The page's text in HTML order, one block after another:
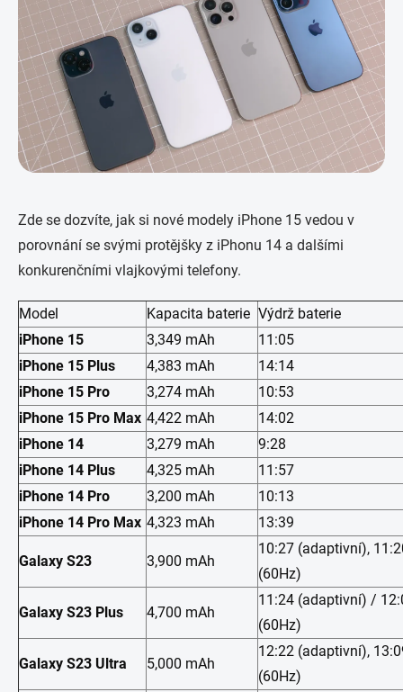
Zde se dozvíte, jak si nové modely iPhone 15 vedou v
porovnání se svými protějšky z iPhonu 14 a dalšími
konkurenčními vlajkovými telefony.
Model Kapacita baterie Výdrž baterie
iPhone 15
3,349 mAh
11:05
iPhone 15 Plus
4,383 mAh
14:14
iPhone 15 Pro
3,274 mAh
10:53
iPhone 15 Pro Max 4,422 mAh
14:02
iPhone 14
3,279 mAh
9:28
iPhone 14 Plus
4,325 mAh
11:57
iPhone 14 Pro
3,200 mAh
10:13
iPhone 14 Pro Max 4,323 mAh 13:39
Galaxy S23 3,900 mAh
10:27 (adaptivní),
(60Hz)
Galaxy S23 Plus 4,700 mAh
11:24 (adaptivní) /
(60Hz)
Galaxy S23 Ultra 5,000 mAh
12:22 (adaptivní),
(60Hz)